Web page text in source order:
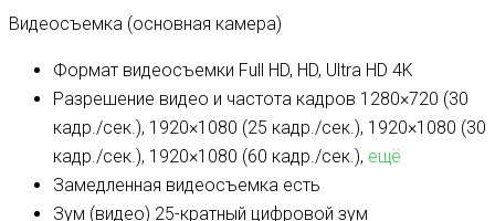
Видеосъемка (основная камера)
Формат видеосъемки Full HD, HD, Ultra HD 4K
Разрешение видео и частота кадров 1280×720 (30
кадр./сек.), 1920×1080 (25 кадр./сек.), 1920×1080 (30
кадр./сек.), 1920×1080 (60 кадр./сек.), ещё
Замедленная видеосъемка есть
Зум (видео) 25-кратный цифровой зум